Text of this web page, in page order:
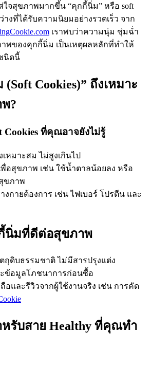
จสุขภาพมากขึ้น “คุกกี้นิ่ม” หรือ soft
างที่ได้รับความนิยมอย่างรวดเร็ว จาก
เราพบว่าความนุ่ม ชุ่มฉ่ำ
พของคุกกี้นิ่ม เป็นเหตุผลหลักที่ทำให้
นิดนี้
Cookies)” ถึงเหมาะ
?
Cookies ที่คุณอาจยังไม่รู้
หมาะสม ไม่สูงเกินไป
พื่อสุขภาพ เช่น ใช้น้ำตาลน้อยลง หรือ
ขภาพ
งกายต้องการ เช่น ไฟเบอร์ โปรตีน และ
นิ่มที่ดีต่อสุขภาพ
ถุดิบธรรมชาติ ไม่มีสารปรุงแต่ง
ข้อมูลโภชนาการก่อนซื้อ
อและรีวิวจากผู้ใช้งานจริง เช่น การคัด
รับสาย Healthy ที่คุณทำ